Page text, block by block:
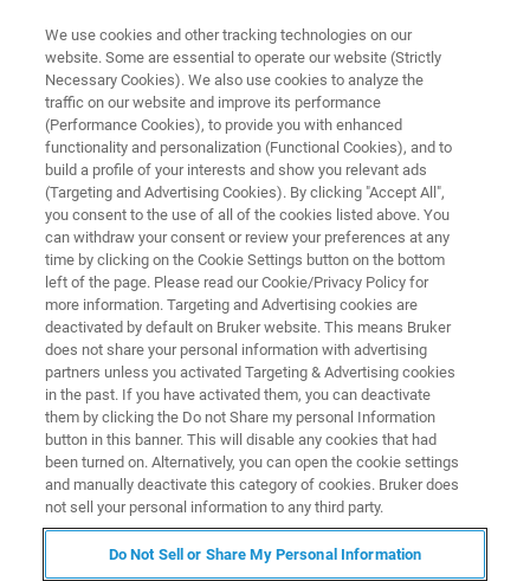
BRUKER NANO ANALYTICS PRESENT:
EDS元素面分布在电池材料和工
艺优化方面的应用
网络研讨会，约41分钟
活动简介
We use cookies and other tracking technologies on our
website. Some are essential to operate our website (Strictly
Necessary Cookies). We also use cookies to analyze the
traffic on our website and improve its performance
(Performance Cookies), to provide you with enhanced
functionality and personalization (Functional Cookies), and to
build a profile of your interests and show you relevant ads
(Targeting and Advertising Cookies). By clicking "Accept All",
you consent to the use of all of the cookies listed above. You
can withdraw your consent or review your preferences at any
time by clicking on the Cookie Settings button on the bottom
left of the page. Please read our Cookie/Privacy Policy for
more information. Targeting and Advertising cookies are
deactivated by default on Bruker website. This means Bruker
does not share your personal information with advertising
partners unless you activated Targeting & Advertising cookies
in the past. If you have activated them, you can deactivate
them by clicking the Do not Share my personal Information
button in this banner. This will disable any cookies that had
been turned on. Alternatively, you can open the cookie settings
and manually deactivate this category of cookies. Bruker does
not sell your personal information to any third party.
Do Not Sell or Share My Personal Information